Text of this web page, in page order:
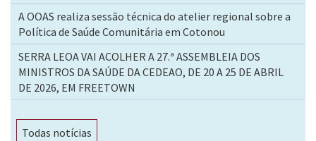
A OOAS realiza sessão técnica do atelier regional sobre a
Política de Saúde Comunitária em Cotonou
SERRA LEOA VAI ACOLHER A 27.ª ASSEMBLEIA DOS
MINISTROS DA SAÚDE DA CEDEAO, DE 20 A 25 DE ABRIL
DE 2026, EM FREETOWN
Todas notícias